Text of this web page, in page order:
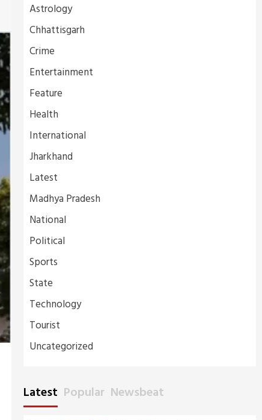
Astrology
Chhattisgarh
Crime
Entertainment
Feature
Health
International
Jharkhand
Latest
Madhya Pradesh
National
Political
Sports
State
Technology
Tourist
Uncategorized
Latest Popular Newsbeat